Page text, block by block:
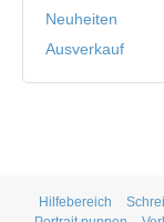
Neuheiten
Ausverkauf
Hilfebereich